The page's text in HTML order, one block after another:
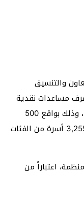
والتنسيق
مساعدات نقدية
طارئة للأسر الأشد احتياجاً في قطاع غزة، وذلك بواقع 500
شيكل لمرة واحدة، ولعدد إجمالي يبلغ 3,255 أسرة من الفئات
اعتباراً من